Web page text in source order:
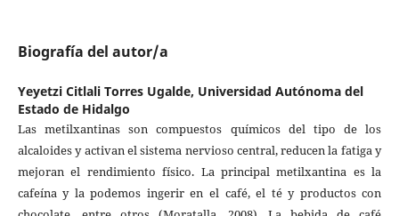
Biografía del autor/a
Yeyetzi Citlali Torres Ugalde, Universidad Autónoma del
Estado de Hidalgo
Las metilxantinas son compuestos químicos del tipo de los
alcaloides y activan el sistema nervioso central, reducen la fatiga y
mejoran el rendimiento físico. La principal metilxantina es la
cafeína y la podemos ingerir en el café, el té y productos con